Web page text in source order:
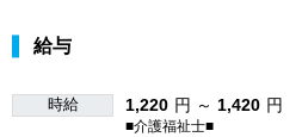
給与
時給 1,220 円 ～ 1,420 円
■介護福祉士■